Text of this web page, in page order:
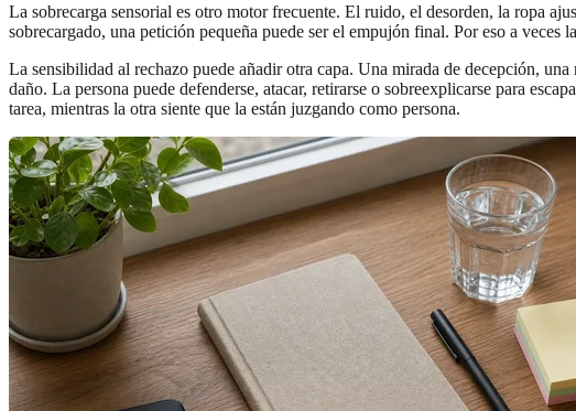
La sobrecarga sensorial es otro motor frecuente. El ruido, el desorden, la ropa
sobrecargado, una petición pequeña puede ser el empujón final. Por eso a
La sensibilidad al rechazo puede añadir otra capa. Una mirada de decepción,
daño. La persona puede defenderse, atacar, retirarse o sobreexplicarse para
tarea, mientras la otra siente que la están juzgando como persona.